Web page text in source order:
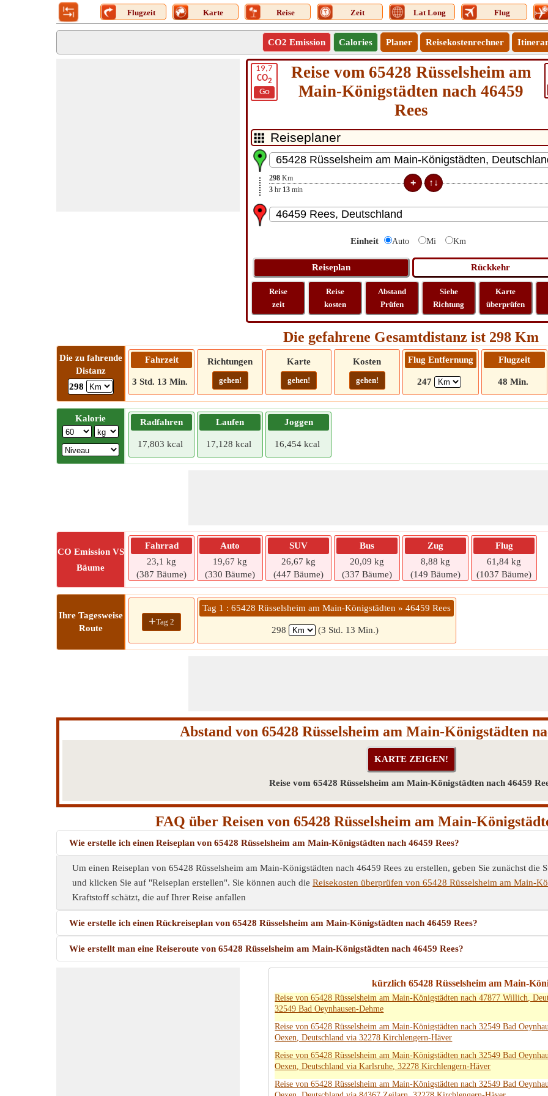
Flugzeit Karte Reise Zeit Lat Long Flug
CO2 Emission Calories Planer Reisekostenrechner
19,7
CO2
Go
Reise vom 65428 Rüsselsheim am
Main-Königstädten nach 46459
Rees
298 Km
3 hr 13 min
Einheit Auto Mi Km
Reise
zeit
Reise
kosten
Abstand
Prüfen
Siehe
Richtung
Karte
überprüfen
Die gefahrene Gesamtdistanz ist 298 Km
Die zu fahrende
Distanz
298
Fahrzeit
3 Std. 13 Min.
Richtungen
gehen!
Karte
gehen!
Kosten
gehen!
Flug Entfernung
247
Flugzeit
48 Min.
Kalorie Radfahren
17,803 kcal
Laufen
17,128 kcal
Joggen
16,454 kcal
CO Emission VS
Bäume
Fahrrad
23,1 kg
(387 Bäume)
Auto
19,67 kg
(330 Bäume)
SUV
26,67 kg
(447 Bäume)
Bus
20,09 kg
(337 Bäume)
Zug
8,88 kg
(149 Bäume)
Flug
61,84 kg
(1037 Bäume)
Ihre Tagesweise
Route
+Tag 2
Tag 1 : 65428 Rüsselsheim am Main-Königstädten » 46459 Rees
298 (3 Std. 13 Min.)
Abstand von 65428 Rüsselsheim am Main-Königstädten
Reise vom 65428 Rüsselsheim am Main-Königstädten nach 46459
FAQ über Reisen von 65428 Rüsselsheim am Main-
Wie erstelle ich einen Reiseplan von 65428 Rüsselsheim am Main-Königstädten nach 46459 Rees?
Um einen Reiseplan von 65428 Rüsselsheim am Main-Königstädten nach 46459 Rees zu erstellen, geben Sie zunächst die
und klicken Sie auf "Reiseplan erstellen". Sie können auch die Reisekosten überprüfen von 65428 Rüsselsheim am Main-
Kraftstoff schätzt, die auf Ihrer Reise anfallen
Wie erstelle ich einen Rückreiseplan von 65428 Rüsselsheim am Main-Königstädten nach 46459 Rees?
Wie erstellt man eine Reiseroute von 65428 Rüsselsheim am Main-Königstädten nach 46459 Rees?
kürzlich 65428 Rüsselsheim am Main-
Reise von 65428 Rüsselsheim am Main-Königstädten nach 47877 Willich,
32549 Bad Oeynhausen-Dehme
Reise von 65428 Rüsselsheim am Main-Königstädten nach 32549 Bad
Oexen, Deutschland via 32278 Kirchlengern-Häver
Reise von 65428 Rüsselsheim am Main-Königstädten nach 32549 Bad
Oexen, Deutschland via Karlsruhe, 32278 Kirchlengern-Häver
Reise von 65428 Rüsselsheim am Main-Königstädten nach 32549 Bad